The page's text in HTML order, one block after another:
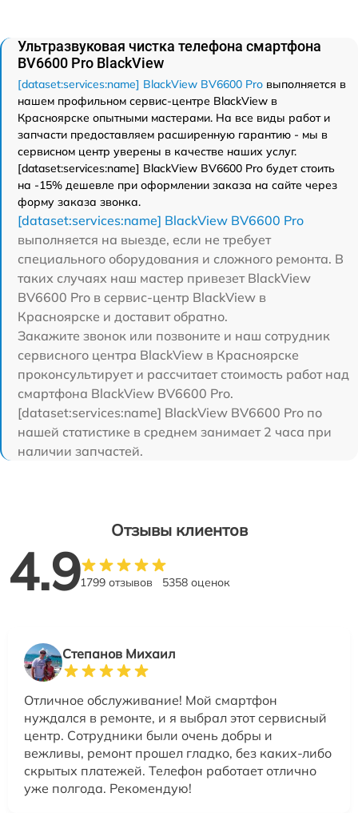
Ультразвуковая чистка телефона смартфона
BV6600 Pro BlackView
[dataset:services:name] BlackView BV6600 Pro выполняется в
нашем профильном сервис-центре BlackView в
Красноярске опытными мастерами. На все виды работ и
запчасти предоставляем расширенную гарантию - мы в
сервисном центр уверены в качестве наших услуг.
[dataset:services:name] BlackView BV6600 Pro будет стоить
на -15% дешевле при оформлении заказа на сайте через
форму заказа звонка.
[dataset:services:name] BlackView BV6600 Pro
выполняется на выезде, если не требует
специального оборудования и сложного ремонта. В
таких случаях наш мастер привезет BlackView
BV6600 Pro в сервис-центр BlackView в
Красноярске и доставит обратно.
Закажите звонок или позвоните и наш сотрудник
сервисного центра BlackView в Красноярске
проконсультирует и рассчитает стоимость работ над
смартфона BlackView BV6600 Pro.
[dataset:services:name] BlackView BV6600 Pro по
нашей статистике в среднем занимает 2 часа при
наличии запчастей.
Отзывы клиентов
4.91799 отзывов 5358 оценок
Степанов Михаил
Отличное обслуживание! Мой смартфон
нуждался в ремонте, и я выбрал этот сервисный
центр. Сотрудники были очень добры и
вежливы, ремонт прошел гладко, без каких-либо
скрытых платежей. Телефон работает отлично
уже полгода. Рекомендую!